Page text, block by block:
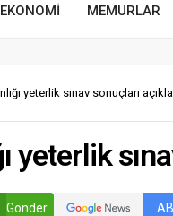
EKONOMİ MEMURLAR
yeterlik sınav sonuçları
yeterlik
Gönder